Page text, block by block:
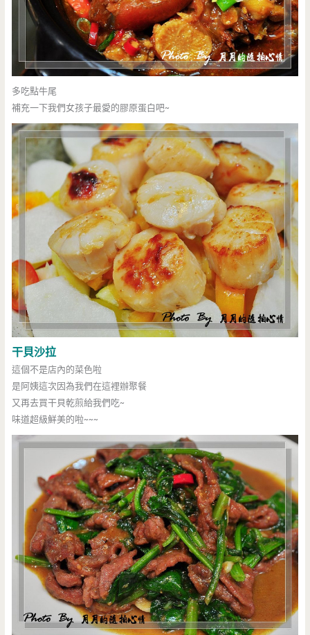
多吃點牛尾
補充一下我們女孩子最愛的膠原蛋白吧~
干貝沙拉
這個不是店內的菜色啦
是阿姨這次因為我們在這裡辦聚餐
又再去買干貝乾煎給我們吃~
味道超級鮮美的啦~~~